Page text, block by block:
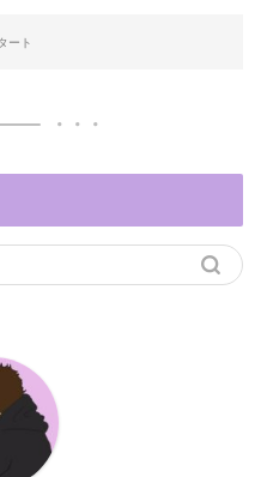
ート